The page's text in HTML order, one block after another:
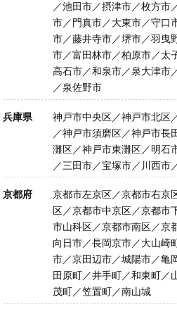
／池田市／摂津市／枚方市
市／門真市／大東市／守口
市／藤井寺市／堺市／羽曳
市／富田林市／柏原市／太
高石市／和泉市／泉大津市
／泉佐野市
兵庫県
神戸市中央区／神戸市北区
／神戸市須磨区／神戸市長
灘区／神戸市東灘区／明石
／三田市／宝塚市／川西市
京都府
京都市左京区／京都市右京
区／京都市中京区／京都市
市山科区／京都市南区／京
向日市／長岡京市／大山崎
市／京田辺市／城陽市／亀
田原町／井手町／和東町／
茂町／笠置町／南山城